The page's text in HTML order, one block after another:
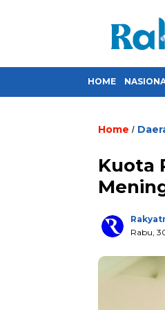
HOME
Home /
Kuota
Rabu,